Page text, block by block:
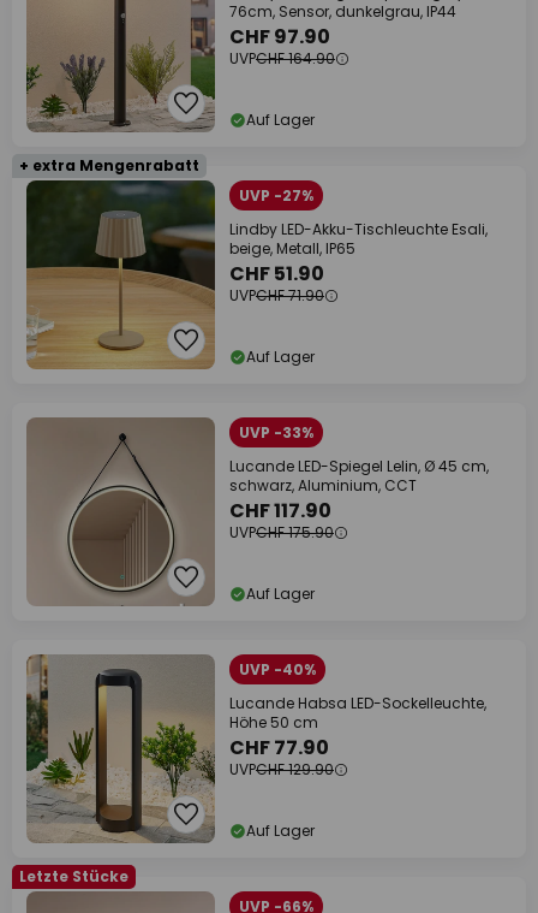
76cm, Sensor, dunkelgrau, IP44
CHF 97.90
UVPCHF 164.90
Auf Lager
+ extra Mengenrabatt
UVP -27%
Lindby LED-Akku-Tischleuchte Esali,
beige, Metall, IP65
CHF 51.90
UVPCHF 71.90
Auf Lager
UVP -33%
Lucande LED-Spiegel Lelin, Ø 45 cm,
schwarz, Aluminium, CCT
CHF 117.90
UVPCHF 175.90
Auf Lager
UVP -40%
Lucande Habsa LED-Sockelleuchte,
Höhe 50 cm
CHF 77.90
UVPCHF 129.90
Auf Lager
Letzte Stücke
UVP -66%